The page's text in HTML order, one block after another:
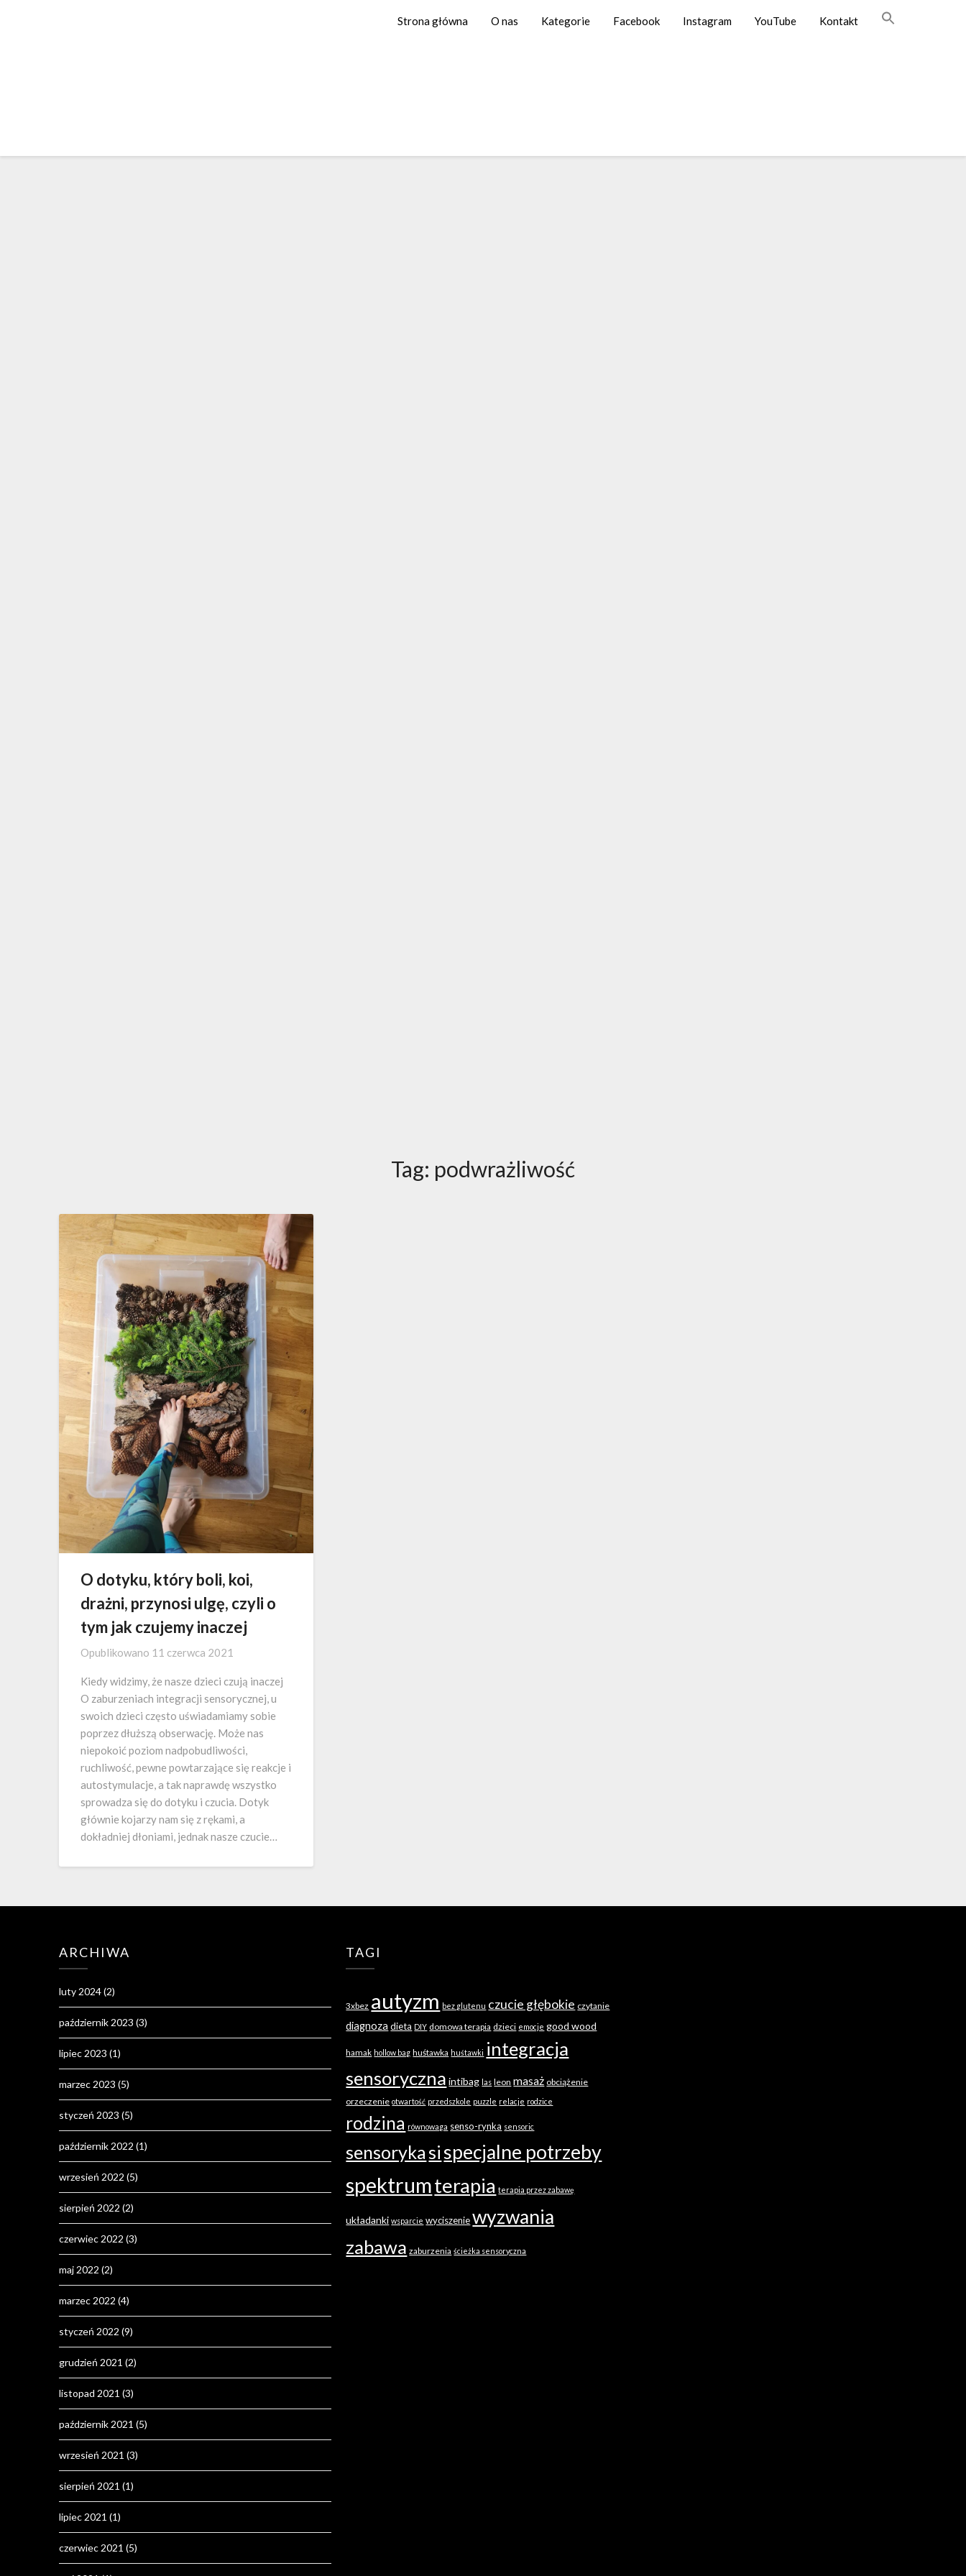
Strona główna O nas Kategorie Facebook Instagram YouTube Kontakt
Tag: podwrażliwość
O dotyku, który boli, koi,
drażni, przynosi ulgę, czyli o
tym jak czujemy inaczej
Opublikowano 11 czerwca 2021
Kiedy widzimy, że nasze dzieci czują inaczej
O zaburzeniach integracji sensorycznej, u
swoich dzieci często uświadamiamy sobie
poprzez dłuższą obserwację. Może nas
niepokoić poziom nadpobudliwości,
ruchliwość, pewne powtarzające się reakcje i
autostymulacje, a tak naprawdę wszystko
sprowadza się do dotyku i czucia. Dotyk
głównie kojarzy nam się z rękami, a
dokładniej dłoniami, jednak nasze czucie…
ARCHIWA
luty 2024(2)
październik 2023 (3)
lipiec 2023 (1)
marzec 2023 (5)
styczeń 2023 (5)
październik 2022 (1)
wrzesień 2022 (5)
sierpień 2022 (2)
czerwiec 2022 (3)
maj 2022 (2)
marzec 2022 (4)
styczeń 2022 (9)
grudzień 2021 (2)
listopad 2021 (3)
październik 2021 (5)
wrzesień 2021 (3)
sierpień 2021 (1)
lipiec 2021 (1)
czerwiec 2021 (5)
TAGI
3xbez autyzm bez glutenu czucie głębokie czytanie
diagnoza dieta DIY domowa terapia dzieci emocje good wood
hamak hollow bag huśtawka huśtawki integracja
sensoryczna intibag las leon masaż obciążenie
orzeczenie otwartość przedszkole puzzle relacje rodzice
rodzina równowaga senso-rynka sensoric
sensoryka sispecjalne potrzeby
spektrumterapia terapia przez zabawę
układanki wsparcie wyciszenie wyzwania
zabawa zaburzenia ścieżka sensoryczna